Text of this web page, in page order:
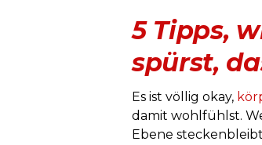
5 Tipps,
spürst,
Es ist völlig okay,
damit wohlfühlst.
Ebene